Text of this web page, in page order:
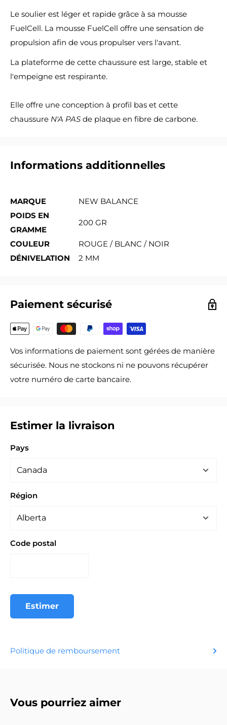
Le soulier est léger et rapide grâce à sa mousse
FuelCell. La mousse FuelCell offre une sensation de
propulsion afin de vous propulser vers l'avant.
La plateforme de cette chaussure est large, stable et
l'empeigne est respirante.
Elle offre une conception à profil bas et cette
chaussure N'A PAS de plaque en fibre de carbone.
Informations additionnelles
MARQUE
NEW BALANCE
POIDS EN
GRAMME
200 GR
COULEUR
ROUGE / BLANC / NOIR
DÉNIVELATION
2 MM
Paiement sécurisé
Vos informations de paiement sont gérées de manière
sécurisée. Nous ne stockons ni ne pouvons récupérer
votre numéro de carte bancaire.
Estimer la livraison
Pays
Région
Code postal
Estimer
Politique de remboursement
Vous pourriez aimer